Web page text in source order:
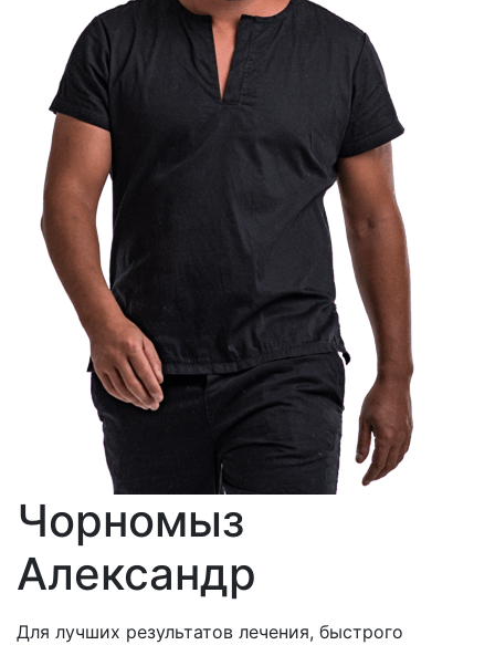
Чорномыз
Александр
Для лучших результатов лечения, быстрого